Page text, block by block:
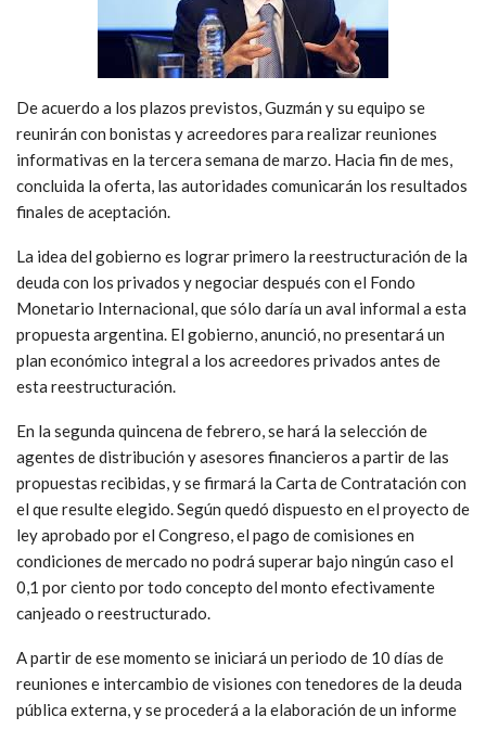
De acuerdo a los plazos previstos, Guzmán y su equipo se
reunirán con bonistas y acreedores para realizar reuniones
informativas en la tercera semana de marzo. Hacia fin de mes,
concluida la oferta, las autoridades comunicarán los resultados
finales de aceptación.
La idea del gobierno es lograr primero la reestructuración de la
deuda con los privados y negociar después con el Fondo
Monetario Internacional, que sólo daría un aval informal a esta
propuesta argentina. El gobierno, anunció, no presentará un
plan económico integral a los acreedores privados antes de
esta reestructuración.
En la segunda quincena de febrero, se hará la selección de
agentes de distribución y asesores financieros a partir de las
propuestas recibidas, y se firmará la Carta de Contratación con
el que resulte elegido. Según quedó dispuesto en el proyecto de
ley aprobado por el Congreso, el pago de comisiones en
condiciones de mercado no podrá superar bajo ningún caso el
0,1 por ciento por todo concepto del monto efectivamente
canjeado o reestructurado.
A partir de ese momento se iniciará un periodo de 10 días de
reuniones e intercambio de visiones con tenedores de la deuda
pública externa, y se procederá a la elaboración de un informe